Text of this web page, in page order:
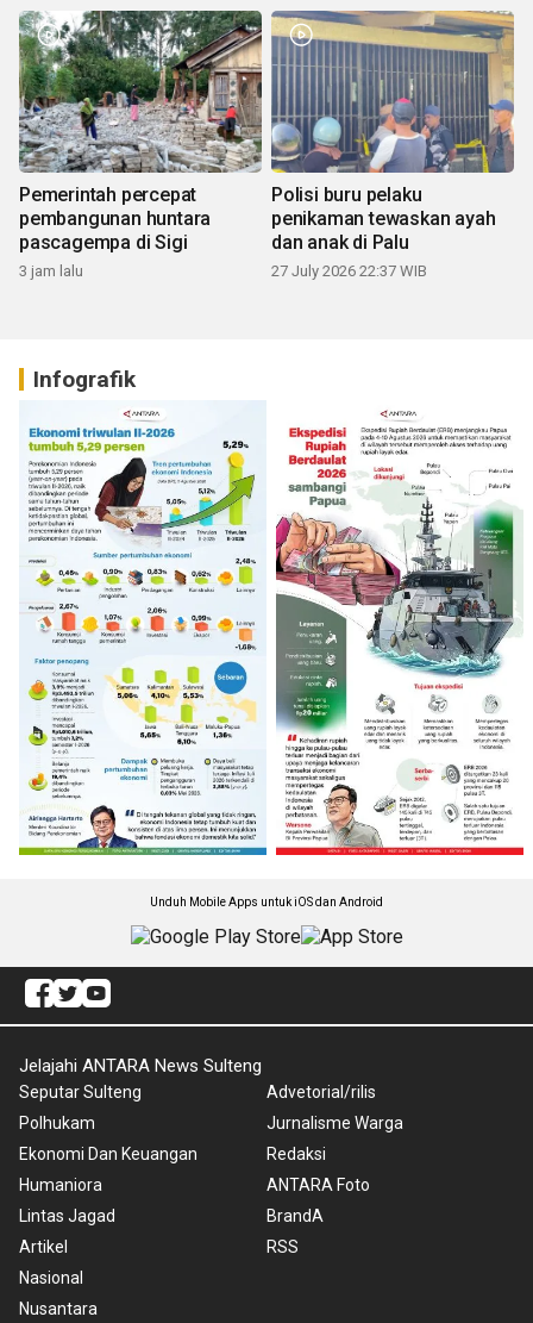
Pemerintah percepat
pembangunan huntara
pascagempa di Sigi
3 jam lalu
Polisi buru pelaku
penikaman tewaskan ayah
dan anak di Palu
27 July 2026 22:37 WIB
Infografik
Unduh Mobile Apps untuk iOS dan Android
Jelajahi ANTARA News Sulteng
Seputar Sulteng
Polhukam
Ekonomi Dan Keuangan
Humaniora
Lintas Jagad
Artikel
Nasional
Nusantara
Advetorial/rilis
Jurnalisme Warga
Redaksi
ANTARA Foto
BrandA
RSS